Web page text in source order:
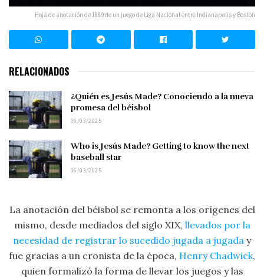
Hoja de anotación de 1889 de un juego de Liga Nacional entre Indianapolis y Boston
RELACIONADOS
¿Quién es Jesús Made? Conociendo a la nueva
promesa del béisbol
06/03/2025
Who is Jesús Made? Getting to know the next
baseball star
06/03/2025
La anotación del béisbol se remonta a los orígenes del
mismo, desde mediados del siglo XIX, llevados por la
necesidad de registrar lo sucedido jugada a jugada y
fue gracias a un cronista de la época, Henry Chadwick,
quien formalizó la forma de llevar los juegos y las